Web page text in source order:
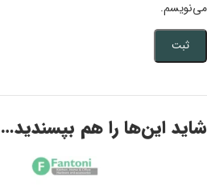
می‌نویسم.
شاید این‌ها را هم بپسندید…